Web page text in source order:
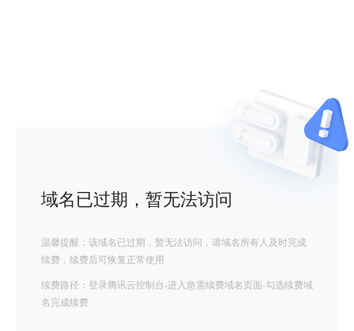
域名已过期，暂无法访问
温馨提醒：该域名已过期，暂无法访问，请域名所有人及时完成
续费，续费后可恢复正常使用
续费路径：登录腾讯云控制台-进入急需续费域名页面-勾选续费域
名完成续费